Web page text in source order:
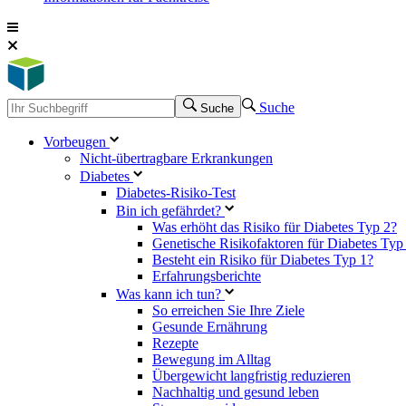
Suche Suche
Vorbeugen
Nicht-übertragbare Erkrankungen
Diabetes
Diabetes-Risiko-Test
Bin ich gefährdet?
Was erhöht das Risiko für Diabetes Typ 2?
Genetische Risikofaktoren für Diabetes Typ
Besteht ein Risiko für Diabetes Typ 1?
Erfahrungsberichte
Was kann ich tun?
So erreichen Sie Ihre Ziele
Gesunde Ernährung
Rezepte
Bewegung im Alltag
Übergewicht langfristig reduzieren
Nachhaltig und gesund leben